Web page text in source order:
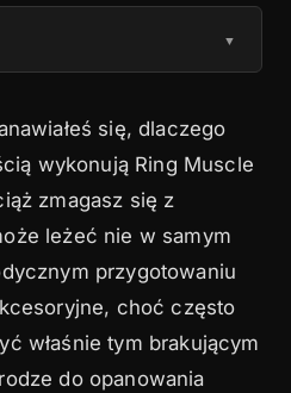
▼
ciała – klucz do
akcesoryjne do Ring
na kółkach
się, dlaczego
wykonują Ring Muscle
zmagasz się z
leżeć nie w samym
przygotowaniu
choć często
właśnie tym brakującym
do opanowania